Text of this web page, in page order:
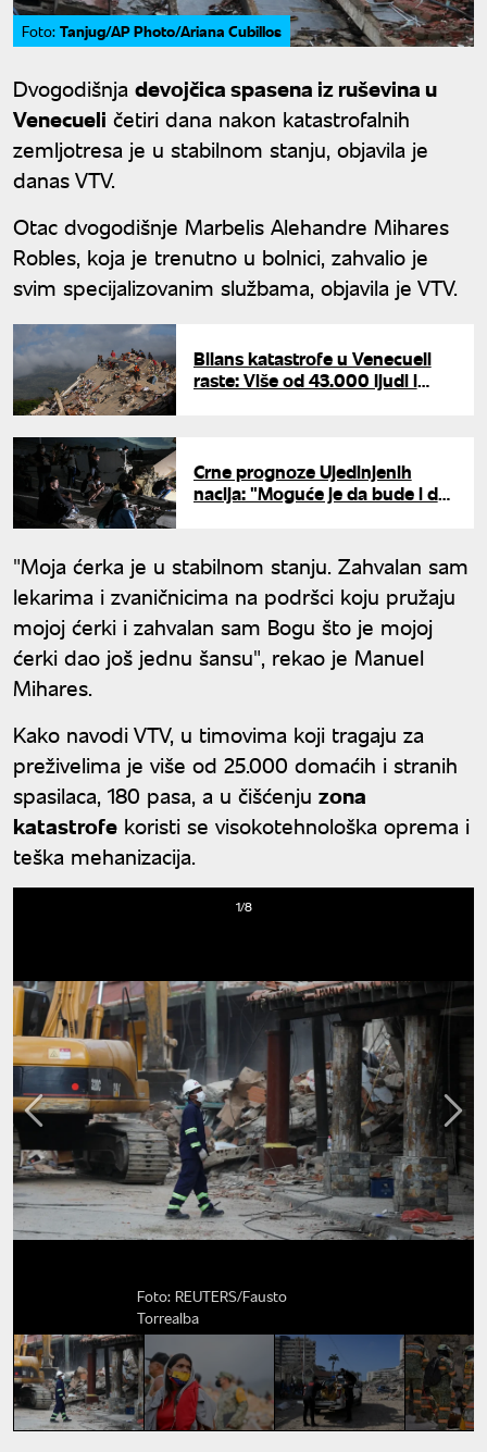
Foto: Tanjug/AP Photo/Ariana Cubillos
Dvogodišnja devojčica spasena iz ruševina u
Venecueli četiri dana nakon katastrofalnih
zemljotresa je u stabilnom stanju, objavila je
danas VTV.
Otac dvogodišnje Marbelis Alehandre Mihares
Robles, koja je trenutno u bolnici, zahvalio je
svim specijalizovanim službama, objavila je VTV.
Bilans katastrofe u Venecueli
raste: Više od 43.000 ljudi i
Crne prognoze Ujedinjenih
nacija: "Moguće je da bude i do
"Moja ćerka je u stabilnom stanju. Zahvalan sam
lekarima i zvaničnicima na podršci koju pružaju
mojoj ćerki i zahvalan sam Bogu što je mojoj
ćerki dao još jednu šansu", rekao je Manuel
Mihares.
Kako navodi VTV, u timovima koji tragaju za
preživelima je više od 25.000 domaćih i stranih
spasilaca, 180 pasa, a u čišćenju zona
katastrofe koristi se visokotehnološka oprema i
teška mehanizacija.
Foto: REUTERS/Fausto
Torrealba
1/8